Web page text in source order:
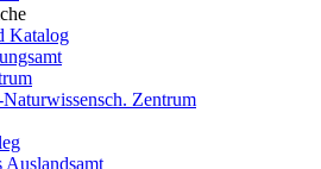
Katalog
Zentrum
Auslandsamt